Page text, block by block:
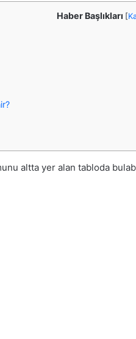
Haber Başlıkları [
altta yer alan tabloda